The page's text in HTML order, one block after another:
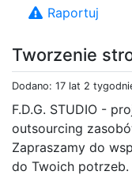
Tworzenie
Dodano: 17 lat 2
F.D.G. STUDIO -
outsourcing
Zapraszamy do
do Twoich
Raportuj